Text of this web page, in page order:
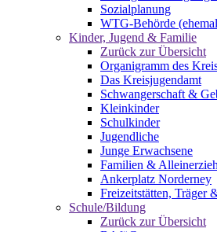
Sozialplanung
WTG-Behörde
Kinder, Jugend & Familie
Zurück zur Übersicht
Organigramm des
Das Kreisjugendamt
Schwangerschaft &
Kleinkinder
Schulkinder
Jugendliche
Junge Erwachsene
Familien &
Ankerplatz Norderney
Freizeitstätten, Träger
Schule/Bildung
Zurück zur Übersicht